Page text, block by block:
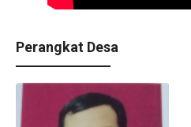
Perangkat Desa